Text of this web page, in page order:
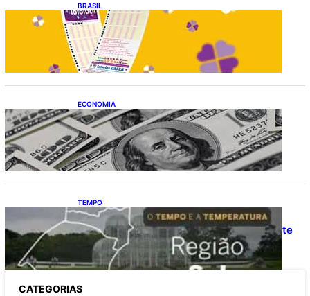
BRASIL
Resultado da lotofácil 3756: sorteio de
sexta-feira (07/08/2026)
ECONOMIA
Dólar fecha o último pregão cotado a R$
5,08
TEMPO
O TEMPO E A TEMPERATURA: Confira a
previsão do tempo para a Região Sul neste
sábado (8)
CATEGORIAS